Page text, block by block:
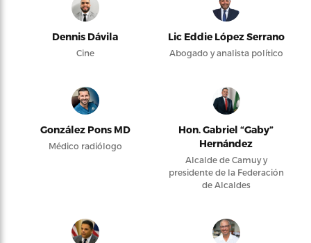
Dennis Dávila
Cine
Lic Eddie López Serrano
Abogado y analista político
González Pons MD
Médico radiólogo
Hon. Gabriel “Gaby”
Hernández
Alcalde de Camuy y
presidente de la Federación
de Alcaldes